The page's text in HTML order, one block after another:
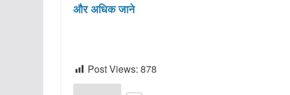
और अधिक जाने
Post Views: 878